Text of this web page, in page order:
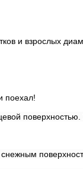
и взрослых
поехал!